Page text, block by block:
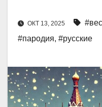
ОКТ 13, 2025
#пародия, #русские